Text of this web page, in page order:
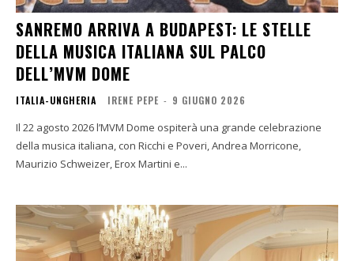
SANREMO ARRIVA A BUDAPEST: LE STELLE
DELLA MUSICA ITALIANA SUL PALCO
DELL’MVM DOME
ITALIA-UNGHERIA IRENE PEPE - 9 GIUGNO 2026
Il 22 agosto 2026 l’MVM Dome ospiterà una grande celebrazione
della musica italiana, con Ricchi e Poveri, Andrea Morricone,
Maurizio Schweizer, Erox Martini e...